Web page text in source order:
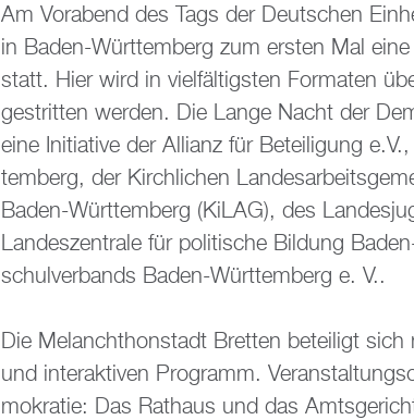
Am Vor­abend des Tags der Deut­schen
in Baden-Würt­tem­berg zum ers­ten Mal
statt. Hier wird in viel­fäl­tigs­ten For­ma­ten
ge­strit­ten wer­den. Die Lange Nacht der
eine In­itia­ti­ve der Al­li­anz für Be­tei­li­gung
tem­berg, der Kirch­li­chen
Baden-Würt­tem­berg (KiLAG), des
Lan­des­zen­tra­le für po­li­ti­sche Bil­dung
schul­ver­bands Baden-Würt­tem­berg e. V..
Die Me­lan­chthon­stadt Brett­en be­tei­ligt
und in­ter­ak­ti­ven Pro­gramm.
mo­kra­tie: Das Rat­haus und das